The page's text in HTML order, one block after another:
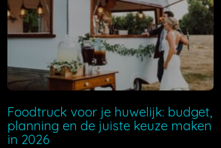
Foodtruck voor je huwelijk: budget,
planning en de juiste keuze maken
in 2026